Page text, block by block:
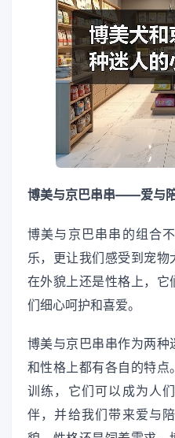
博美与京巴串串——爱与
博美与京巴串串的组合
乐，更让我们感受到宠
在外貌上还是性格上，
们细心呵护和喜爱。
博美与京巴串串作为两
和性格上都有各自的特点
训练，它们可以成为人
伴，并给我们带来爱与